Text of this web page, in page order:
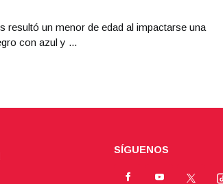
resultó un menor de edad al impactarse una
con azul y ...
SÍGUENOS